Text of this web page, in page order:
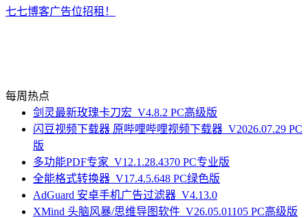
七七博客广告位招租！
每周热点
剑灵最新玫瑰卡刀宏_V4.8.2 PC高级版
闪豆视频下载器 原哔哩哔哩视频下载器_V2026.07.29 PC
版
多功能PDF专家_V12.1.28.4370 PC专业版
全能格式转换器_V17.4.5.648 PC绿色版
AdGuard 安卓手机广告过滤器_V4.13.0
XMind 头脑风暴/思维导图软件_V26.05.01105 PC高级版